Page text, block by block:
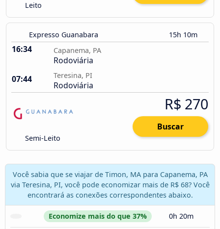
Leito
Expresso Guanabara 15h 10m
16:34 Capanema, PA
Rodoviária
07:44
Teresina, PI
Rodoviária
Semi-Leito
R$ 270
Buscar
Você sabia que se viajar de Timon, MA para Capanema, PA
via Teresina, PI, você pode economizar mais de R$ 68? Você
encontrará as conexões correspondentes abaixo.
Economize mais do que 37% 0h 20m